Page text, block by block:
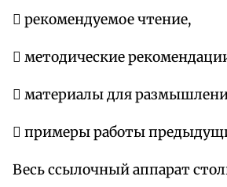
 рекомендуемое чтение,
 методические
 материалы для
 примеры работы
Весь ссылочный аппарат